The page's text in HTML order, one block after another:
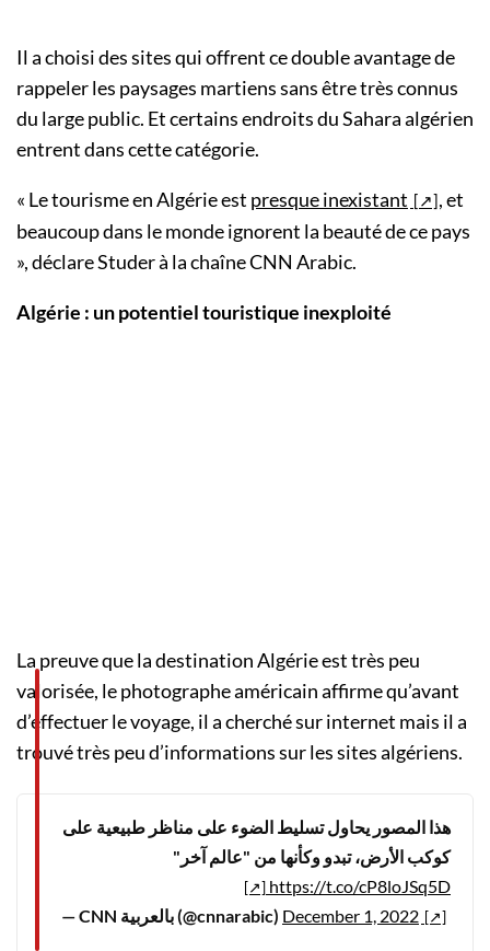
Il a choisi des sites qui offrent ce double avantage de
rappeler les paysages martiens sans être très connus
du large public. Et certains endroits du Sahara algérien
entrent dans cette catégorie.
« Le tourisme en Algérie est presque inexistant
, et
beaucoup dans le monde ignorent la beauté de ce pays
», déclare Studer à la chaîne CNN Arabic.
Algérie : un potentiel touristique inexploité
La preuve que la destination Algérie est très peu
valorisée, le photographe américain affirme qu’avant
d’effectuer le voyage, il a cherché sur internet mais il a
trouvé très peu d’informations sur les sites algériens.
هذا المصور يحاول تسليط الضوء على مناظر طبيعية على
كوكب الأرض، تبدو وكأنها من "عالم آخر"
https://t.co/cP8loJSq5D
— CNN بالعربية (@cnnarabic) December 1, 2022